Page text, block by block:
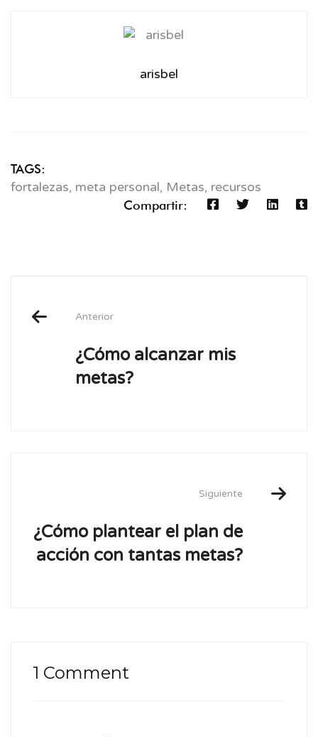
arisbel
TAGS:
fortalezas, meta personal, Metas, recursos
Compartir:
Anterior
¿Cómo alcanzar mis
metas?
Siguiente
¿Cómo plantear el plan de
acción con tantas metas?
1 Comment